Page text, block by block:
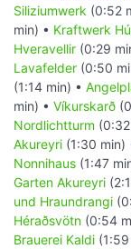
Siliziumwerk (0:52
min) • Kraftwerk
Hveravellir (0:29
Lavafelder (0:50
(1:14 min) •
min) • Víkurskarð
Nordlichtturm
Akureyri (1:30 min)
Nonnihaus (1:47
Garten Akureyri
und Hraundrangi
Héraðsvötn (0:54
Brauerei Kaldi